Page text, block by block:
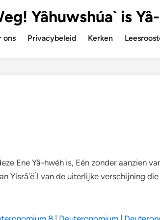
Yâhuwshúa` is
ons Privacybeleid Kerken
Ene Yâ-hwéh is, Eén zonder aanzien
Yisrâ’ë ́l van de uiterlijke verschijning